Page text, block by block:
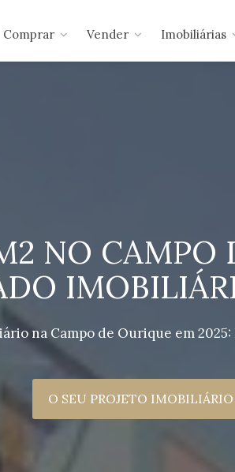
Comprar Vender Imobiliárias
NO CAMPO
na Campo de Ourique em
O SEU PROJETO